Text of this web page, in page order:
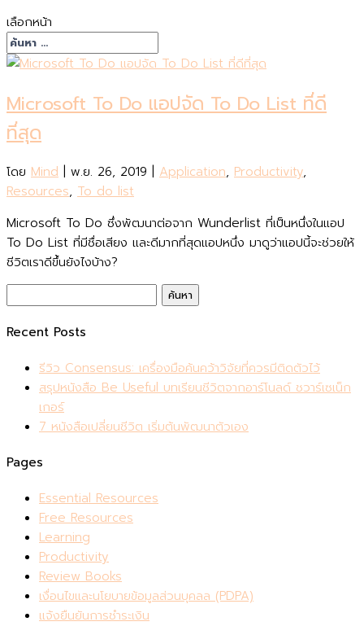
เลือกหน้า
Microsoft To Do แอปจัด To Do List ที่ดี
ที่สุด
โดย Mind พ.ย. 26, 2019 Application, Productivity,
Resources, To do list
Microsoft To Do ซึ่งพัฒนาต่อจาก Wunderlist ที่เป็นหนึ่งในแอป
To Do List ที่มีชื่อเสียง และดีมากที่สุดแอปหนึ่ง มาดูว่าแอปนี้จะช่วยให้
ชีวิตเราดีขึ้นยังไงบ้าง?
Recent Posts
รีวิว Consensus: เครื่องมือค้นคว้าวิจัยที่ควรมีติดตัวไว้
สรุปหนังสือ Be Useful บทเรียนชีวิตจากอาร์โนลด์ ชวาร์เซเน็ก
เกอร์
7 หนังสือเปลี่ยนชีวิต เริ่มต้นพัฒนาตัวเอง
Pages
Essential Resources
Free Resources
Learning
Productivity
Review Books
เงื่อนไขและนโยบายข้อมูลส่วนบุคลล (PDPA)
แจ้งยืนยันการชำระเงิน